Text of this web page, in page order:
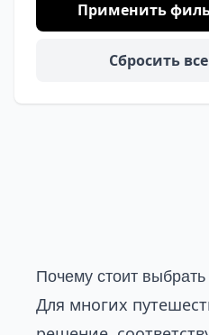
Применить
Сбросить все
Почему стоит
Для многих